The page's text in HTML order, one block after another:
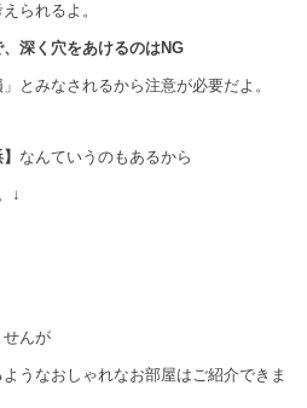
えられるよ。
深く穴をあけるのはNG
とみなされるから注意が必要だよ。
なんていうのもあるから
↓
せんが
うなおしゃれなお部屋はご紹介できま